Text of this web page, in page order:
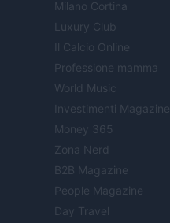
Milano Cortina
Luxury Club
Il Calcio Online
Professione mamma
World Music
Investimenti Magazine
Money 365
Zona Nerd
B2B Magazine
People Magazine
Day Travel